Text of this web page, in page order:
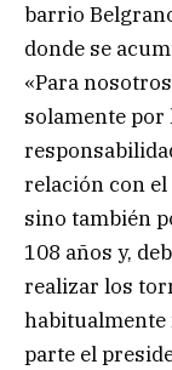
barrio
donde se
«Para
solamente
relación con el
sino también
108 años y,
realizar los
parte el